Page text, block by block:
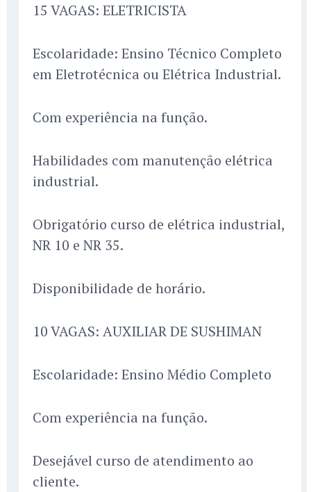
15 VAGAS: ELETRICISTA
Escolaridade: Ensino Técnico Completo
em Eletrotécnica ou Elétrica Industrial.
Com experiência na função.
Habilidades com manutenção elétrica
industrial.
Obrigatório curso de elétrica industrial,
NR 10 e NR 35.
Disponibilidade de horário.
10 VAGAS: AUXILIAR DE SUSHIMAN
Escolaridade: Ensino Médio Completo
Com experiência na função.
Desejável curso de atendimento ao
cliente.